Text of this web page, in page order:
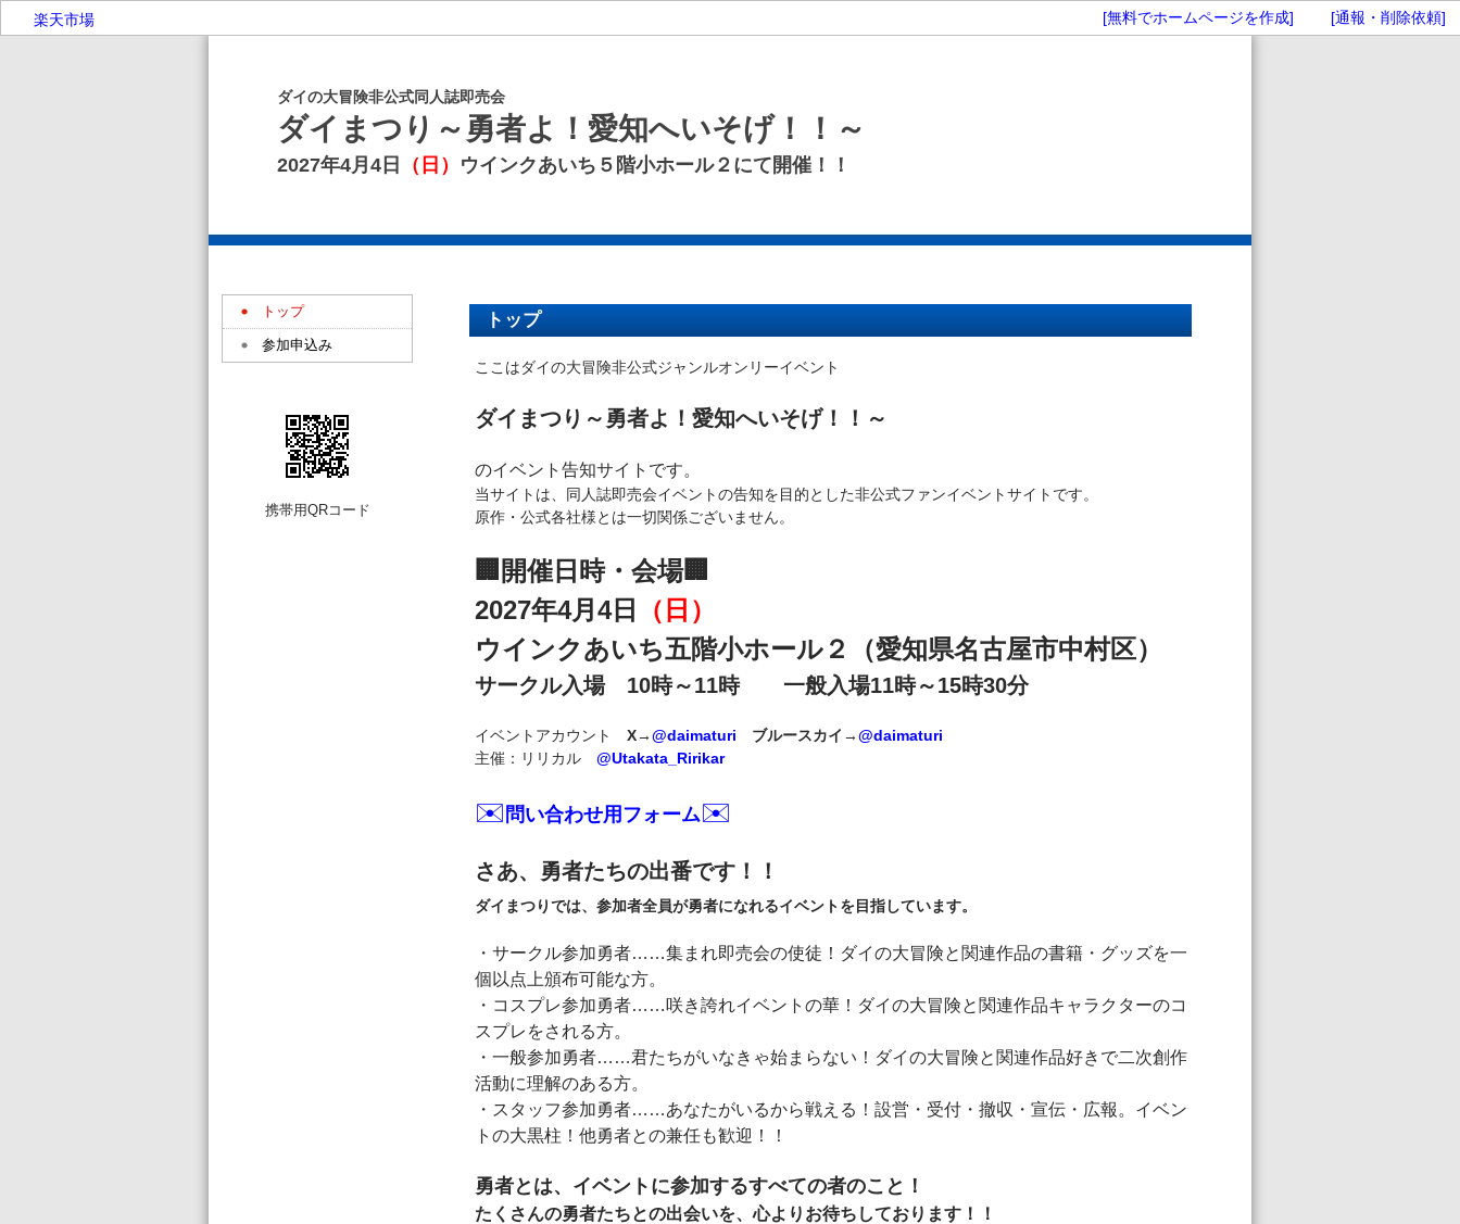
楽天市場 [無料でホームページを作成] [通報・削除依頼]
ダイの大冒険非公式同人誌即売会
ダイまつり～勇者よ！愛知へいそげ！！～
2027年4月4日 （日） ウインクあいち５階小ホール２にて開催！！
トップ
ここはダイの大冒険非公式ジャンルオンリーイベント
ダイまつり～勇者よ！愛知へいそげ！！～
のイベント告知サイトです。
当サイトは、同人誌即売会イベントの告知を目的とした非公式ファンイベントサイトです。
原作・公式各社様とは一切関係ございません。
🏢開催日時・会場🏢
2027年4月4日
（日）
ウインクあいち五階小ホール２（愛知県名古屋市中村区）
サークル入場 10時～11時 一般入場11時～15時30分
イベントアカウント X→@daimaturi ブルースカイ→@daimaturi
主催：リリカル
@Utakata_Ririkar
✉️ 問い合わせ用フォーム✉️
さあ、勇者たちの出番です！！
ダイまつりでは、参加者全員が勇者になれるイベントを目指しています。
・サークル参加勇者……集まれ即売会の使徒！ダイの大冒険と関連作品の書籍・グッズを一
個以点上頒布可能な方。
・コスプレ参加勇者……咲き誇れイベントの華！ダイの大冒険と関連作品キャラクターのコ
スプレをされる方。
・一般参加勇者……君たちがいなきゃ始まらない！ダイの大冒険と関連作品好きで二次創作
活動に理解のある方。
・スタッフ参加勇者……あなたがいるから戦える！設営・受付・撤収・宣伝・広報。イベン
トの大黒柱！他勇者との兼任も歓迎！！
勇者とは、イベントに参加するすべての者のこと！
たくさんの勇者たちとの出会いを、心よりお待ちしております！！
トップ
参加申込み
携帯用QRコード